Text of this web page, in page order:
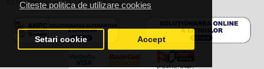
Citeste politica de utilizare cookies
Setari cookie Accept